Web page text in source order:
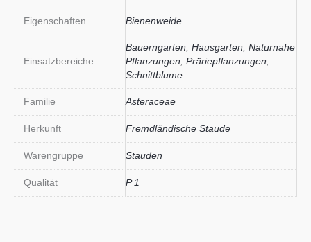
Eigenschaften Bienenweide
Einsatzbereiche
Bauerngarten Hausgarten Naturnahe
Pflanzungen Präriepflanzungen
Schnittblume
Familie Asteraceae
Herkunft Fremdländische Staude
Warengruppe Stauden
Qualität P 1